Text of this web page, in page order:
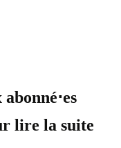
lire la suite